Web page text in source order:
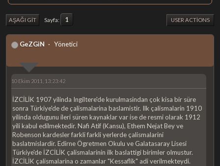
AŞAĞI GIT Sayfa 1 USER ACTIONS
GeZGiN Yönetici
10 Ekim 2011, 13:23:42
İZCİLİK 1907 yilinda Ingiltere'de kurulmasindan çok kisa bir süre
sonra Türkiye'de de çalismalarina baslamistir. Ilk çalismalarin 1910
yilinda oldugunu ileri süren kaynaklar var ise de resmi olarak 1912
yili kabul edilmektedir. Nafi Atif (Kansu), Ethem Nejat Bey ve
Robenson kardesler farkli farkli yerlerde çalismalarini
baslatmislardir. Edirne Ögretmen Okulu ve Galatasaray Lisesi
Türkiye'de İZCİLİK çalismalarinin ilk baslattigi birimler olmustur.
İZCİLİK çalismalarina o zamanlar "Kessaflik" adi verilmekteydi.